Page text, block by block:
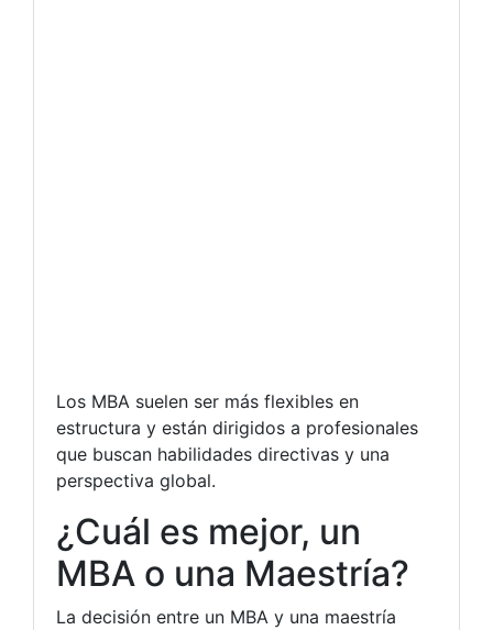
Los MBA suelen ser más flexibles en
estructura y están dirigidos a profesionales
que buscan habilidades directivas y una
perspectiva global.
¿Cuál es mejor, un
MBA o una Maestría?
La decisión entre un MBA y una maestría